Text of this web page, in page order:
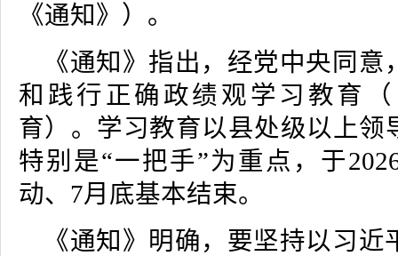
《通知》）。
《通知》指出，经党中央同
和践行正确政绩观学习教育
育）。学习教育以县处级以上领
特别是“一把手”为重点，于
动、7月底基本结束。
《通知》明确，要坚持以习